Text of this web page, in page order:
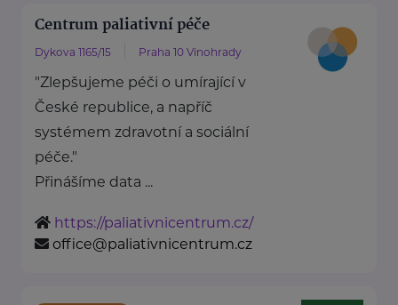
Centrum paliativní péče
Dykova 1165/15 Praha 10 Vinohrady
"Zlepšujeme péči o umírající v
České republice, a napříč
systémem zdravotní a sociální
péče."
Přinášíme data ...
https://paliativnicentrum.cz/
office@paliativnicentrum.cz